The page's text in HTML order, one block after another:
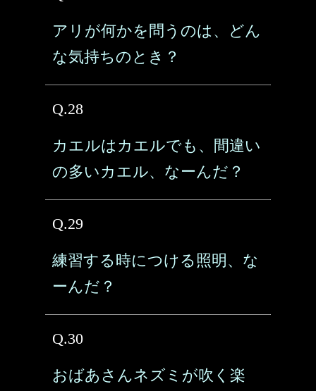
アリが何かを問うのは、どん
な気持ちのとき？
Q.28
カエルはカエルでも、間違い
の多いカエル、なーんだ？
Q.29
練習する時につける照明、な
ーんだ？
Q.30
おばあさんネズミが吹く楽